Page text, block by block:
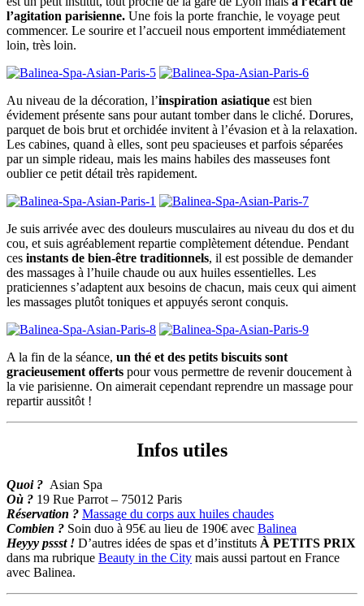
l’agitation parisienne. Une fois la porte franchie, le voyage peut
commencer. Le sourire et l’accueil nous emportent immédiatement
loin, très loin.
Au niveau de la décoration, l’inspiration asiatique est bien
évidement présente sans pour autant tomber dans le cliché. Dorures,
parquet de bois brut et orchidée invitent à l’évasion et à la relaxation.
Les cabines, quand à elles, sont peu spacieuses et parfois séparées
par un simple rideau, mais les mains habiles des masseuses font
oublier ce petit détail très rapidement.
Je suis arrivée avec des douleurs musculaires au niveau du dos et du
cou, et suis agréablement repartie complètement détendue. Pendant
ces instants de bien-être traditionnels, il est possible de demander
des massages à l’huile chaude ou aux huiles essentielles. Les
praticiennes s’adaptent aux besoins de chacun, mais ceux qui aiment
les massages plutôt toniques et appuyés seront conquis.
A la fin de la séance, un thé et des petits biscuits sont
gracieusement offerts pour vous permettre de revenir doucement à
la vie parisienne. On aimerait cependant reprendre un massage pour
repartir aussitôt !
Infos utiles
Quoi ? Asian Spa
Où ? 19 Rue Parrot – 75012 Paris
Réservation ? Massage du corps aux huiles chaudes
Combien ? Soin duo à 95€ au lieu de 190€ avec Balinea
Heyyy pssst ! D’autres idées de spas et d’instituts À PETITS PRIX
dans ma rubrique Beauty in the City mais aussi partout en France
avec Balinea.